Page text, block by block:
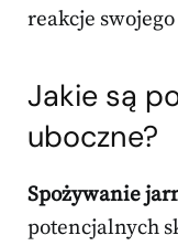
reakcje
Jakie są
uboczne?
Spożywanie
potencjalnych